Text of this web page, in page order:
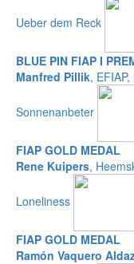
Ueber dem Reck
BLUE PIN FIAP I
Manfred Pillik,
Sonnenanbeter
FIAP GOLD MEDAL
Rene Kuipers,
Loneliness
FIAP GOLD MEDAL
Ramón Vaquero